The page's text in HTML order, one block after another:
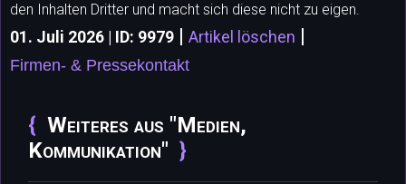
den Inhalten Dritter und macht sich diese nicht zu eigen.
01. Juli 2026 | ID: 9979 Artikel löschen
Firmen- & Pressekontakt
Weiteres aus "Medien,
Kommunikation"